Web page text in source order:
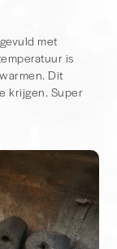
met
is
Dit
krijgen. Super